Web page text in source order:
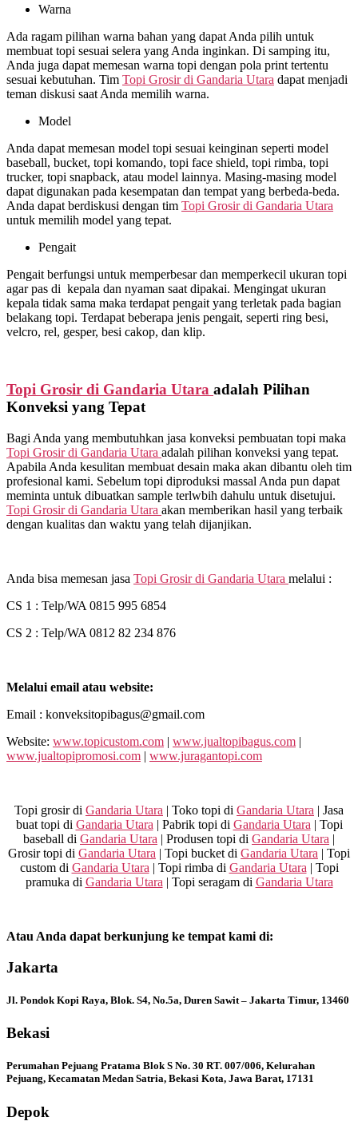
Warna
Ada ragam pilihan warna bahan yang dapat Anda pilih untuk
membuat topi sesuai selera yang Anda inginkan. Di samping itu,
Anda juga dapat memesan warna topi dengan pola print tertentu
sesuai kebutuhan. Tim Topi Grosir di Gandaria Utara dapat menjadi
teman diskusi saat Anda memilih warna.
Model
Anda dapat memesan model topi sesuai keinginan seperti model
baseball, bucket, topi komando, topi face shield, topi rimba, topi
trucker, topi snapback, atau model lainnya. Masing-masing model
dapat digunakan pada kesempatan dan tempat yang berbeda-beda.
Anda dapat berdiskusi dengan tim Topi Grosir di Gandaria Utara
untuk memilih model yang tepat.
Pengait
Pengait berfungsi untuk memperbesar dan memperkecil ukuran topi
agar pas di kepala dan nyaman saat dipakai. Mengingat ukuran
kepala tidak sama maka terdapat pengait yang terletak pada bagian
belakang topi. Terdapat beberapa jenis pengait, seperti ring besi,
velcro, rel, gesper, besi cakop, dan klip.
Topi Grosir di Gandaria Utara adalah Pilihan
Konveksi yang Tepat
Bagi Anda yang membutuhkan jasa konveksi pembuatan topi maka
Topi Grosir di Gandaria Utara adalah pilihan konveksi yang tepat.
Apabila Anda kesulitan membuat desain maka akan dibantu oleh tim
profesional kami. Sebelum topi diproduksi massal Anda pun dapat
meminta untuk dibuatkan sample terlwbih dahulu untuk disetujui.
Topi Grosir di Gandaria Utara akan memberikan hasil yang terbaik
dengan kualitas dan waktu yang telah dijanjikan.
Anda bisa memesan jasa Topi Grosir di Gandaria Utara melalui :
CS 1 : Telp/WA 0815 995 6854
CS 2 : Telp/WA 0812 82 234 876
Melalui email atau website:
Email : konveksitopibagus@gmail.com
Website: www.topicustom.com | www.jualtopibagus.com |
www.jualtopipromosi.com | www.juragantopi.com
Topi grosir di Gandaria Utara | Toko topi di Gandaria Utara | Jasa
buat topi di Gandaria Utara | Pabrik topi di Gandaria Utara | Topi
baseball di Gandaria Utara | Produsen topi di Gandaria Utara |
Grosir topi di Gandaria Utara | Topi bucket di Gandaria Utara | Topi
custom di Gandaria Utara | Topi rimba di Gandaria Utara | Topi
pramuka di Gandaria Utara | Topi seragam di Gandaria Utara
Atau Anda dapat berkunjung ke tempat kami di:
Jakarta
Jl. Pondok Kopi Raya, Blok. S4, No.5a, Duren Sawit – Jakarta Timur, 13460
Bekasi
Perumahan Pejuang Pratama Blok S No. 30 RT. 007/006, Kelurahan
Pejuang, Kecamatan Medan Satria, Bekasi Kota, Jawa Barat, 17131
Depok